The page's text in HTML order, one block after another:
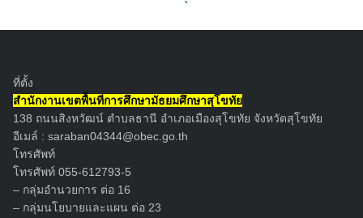
ที่ตั้ง
สำนักงานเขตพื้นที่การศึกษามัธยมศึกษาสุโขทัย
138 ถนนสิงหวัฒน์ ตำบลธานี อำเภอเมืองสุโขทัย จังหวัดสุโขทัย
อีเมล์ : saraban04344@obec.go.th
โทรศัพท์
โทรศัพท์ 055-612793-5
– กลุ่มอำนวยการ ต่อ 16
– กลุ่มนโยบายและแผน ต่อ 23